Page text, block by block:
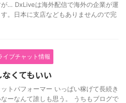
… DxLiveは海外配信で海外の企業が運
。日本に支店などもありませんので完
イブチャット情報
くてもいい
トパフォーマー いっぱい稼げて長続き
なーなんて誰しも思う。 うちもブログで